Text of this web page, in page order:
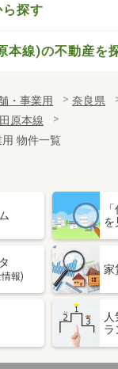
探す
本線)の不動産を
・事業用
奈良県
原本線
物件一覧
を
報)
家
ラ